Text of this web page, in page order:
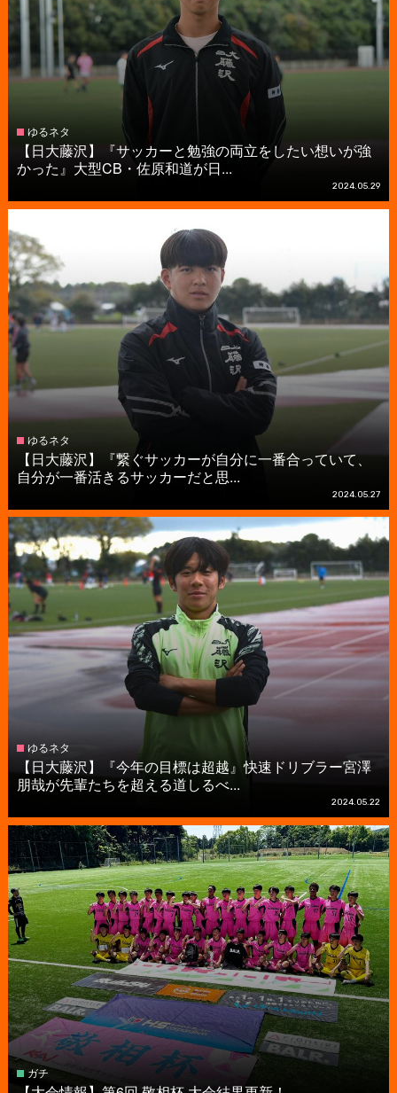
ゆるネタ
【日大藤沢】『サッカーと勉強の両立をしたい想いが強
かった』大型CB・佐原和道が日...
2024.05.29
ゆるネタ
【日大藤沢】『繋ぐサッカーが自分に一番合っていて、
自分が一番活きるサッカーだと思...
2024.05.27
ゆるネタ
【日大藤沢】『今年の目標は超越』快速ドリブラー宮澤
朋哉が先輩たちを超える道しるべ...
2024.05.22
ガチ